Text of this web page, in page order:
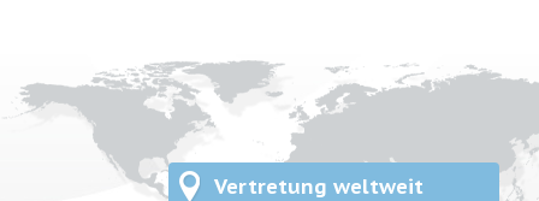
Vertretung weltweit